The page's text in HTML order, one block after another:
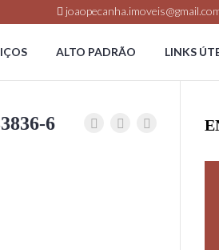
ALTO PADRÃO LINKS
6